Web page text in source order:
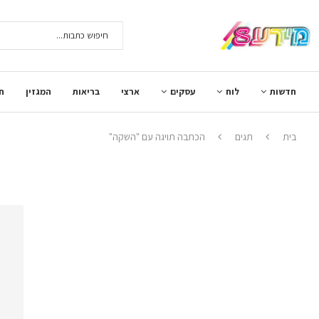
חדשות לוח עסקים ארצי בריאות המגזין
בית תגים הכתבה תויגה עם "השקה"